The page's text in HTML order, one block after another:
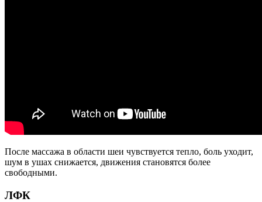
После массажа в области шеи чувствуется тепло, боль уходит,
шум в ушах снижается, движения становятся более
свободными.
ЛФК